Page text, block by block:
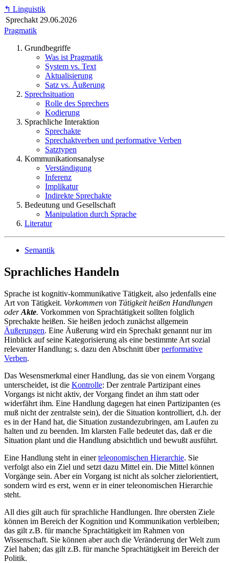
↰ Linguistik
Sprechakt 29.06.2026
Pragmatik
Grundbegriffe
Was ist Pragmatik
System vs. Text
Aktualisierung
Satz vs. Äußerung
Sprechsituation
Rolle des Sprechers
Kodierung
Sprachliche Interaktion
Sprechakte
Sprechaktverben und performative Verben
Satztypen
Kommunikationsanalyse
Verständigung
Inferenz
Implikatur
Indirekte Sprechakte
Bedeutung und Gesellschaft
Manipulation durch Sprache
Literatur
Semantik
Sprachliches Handeln
Sprache ist kognitiv-kommunikative Tätigkeit, also jedenfalls eine
Art von Tätigkeit. Vorkommen von Tätigkeit heißen Handlungen
oderAkte. Vorkommen von Sprachtätigkeit sollten folglich
Sprechakte heißen. Sie heißen jedoch zunächst allgemein
Äußerungen. Eine Äußerung wird ein Sprechakt genannt nur im
Hinblick auf seine Kategorisierung als eine bestimmte Art sozial
relevanter Handlung; s. dazu den Abschnitt überperformative
Verben.
Das Wesensmerkmal einer Handlung, das sie von einem Vorgang
unterscheidet, ist die Kontrolle: Der zentrale Partizipant eines
Vorgangs ist nicht aktiv, der Vorgang findet an ihm statt oder
widerfährt ihm. Eine Handlung dagegen hat einen Partizipanten (es
muß nicht der zentralste sein), der die Situation kontrolliert, d.h. der
es in der Hand hat, die Situation zustandezubringen, am Laufen zu
halten und zu beenden. Im klarsten Falle bedeutet das, daß er die
Situation plant und die Handlung absichtlich und bewußt ausführt.
Eine Handlung steht in einerteleonomischen Hierarchie. Sie
verfolgt also ein Ziel und setzt dazu Mittel ein. Die Mittel können
Vorgänge sein. Aber ein Vorgang ist nicht als solcher zielorientiert,
sondern wird es erst, wenn er in einer teleonomischen Hierarchie
steht.
All dies gilt auch für sprachliche Handlungen. Ihre obersten Ziele
können im Bereich der Kognition und Kommunikation verbleiben;
das gilt z.B. für manche Sprachtätigkeit im Rahmen von
Wissenschaft. Sie können aber auch die Veränderung der Welt zum
Ziel haben; das gilt z.B. für manche Sprachtätigkeit im Bereich der
Politik.